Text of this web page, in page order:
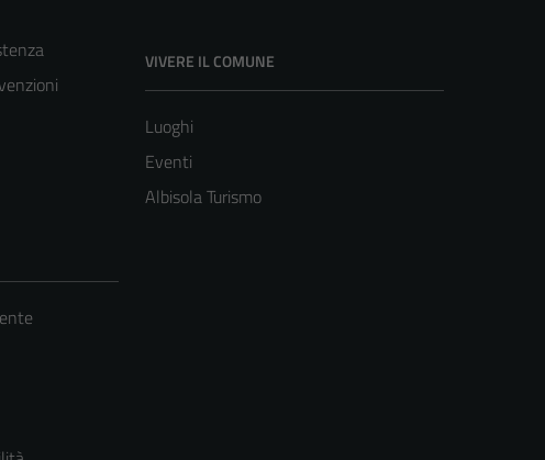
VIVERE IL COMUNE
Luoghi
Eventi
Albisola Turismo